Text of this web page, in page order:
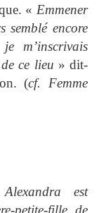
« Emmener
semblé encore
m’inscrivais
ce lieu » dit-
(cf. Femme
est
petite-fille de